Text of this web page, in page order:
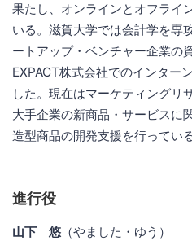
果たし、オンラインとオフライ
いる。滋賀大学では会計学を専
ートアップ・ベンチャー企業の
EXPACT株式会社でのインター
した。現在はマーケティングリ
大手企業の新商品・サービスに
造型商品の開発支援を行っている
進行役
山下 悠 （やました・ゆう）